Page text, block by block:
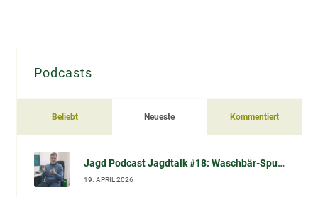
Podcasts
Beliebt Neueste Kommentiert
Jagd Podcast Jagdtalk #18: Waschbär-Spulwurm (Baylisascaris procyonis) – Übertragung, Risiko, Vorsorge & Datenlage (im Gespräch mit Prof. Dr. Sven Klimpel)
19. APRIL 2026